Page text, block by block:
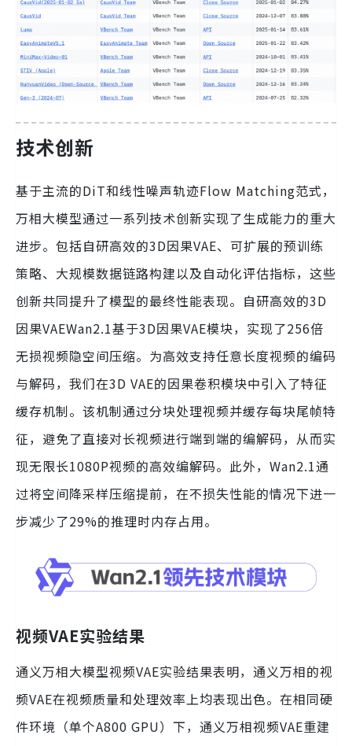
技术创新
基于主流的DiT和线性噪声轨迹Flow Matching范式，
万相大模型通过一系列技术创新实现了生成能力的重大
进步。包括自研高效的3D因果VAE、可扩展的预训练
策略、大规模数据链路构建以及自动化评估指标，这些
创新共同提升了模型的最终性能表现。自研高效的3D
因果VAEWan2.1基于3D因果VAE模块，实现了256倍
无损视频隐空间压缩。为高效支持任意长度视频的编码
与解码，我们在3D VAE的因果卷积模块中引入了特征
缓存机制。该机制通过分块处理视频并缓存每块尾帧特
征，避免了直接对长视频进行端到端的编解码，从而实
现无限长1080P视频的高效编解码。此外，Wan2.1通
过将空间降采样压缩提前，在不损失性能的情况下进一
步减少了29%的推理时内存占用。
视频VAE实验结果
通义万相大模型视频VAE实验结果表明，通义万相的视
频VAE在视频质量和处理效率上均表现出色。在相同硬
件环境（单个A800 GPU）下，通义万相视频VAE重建